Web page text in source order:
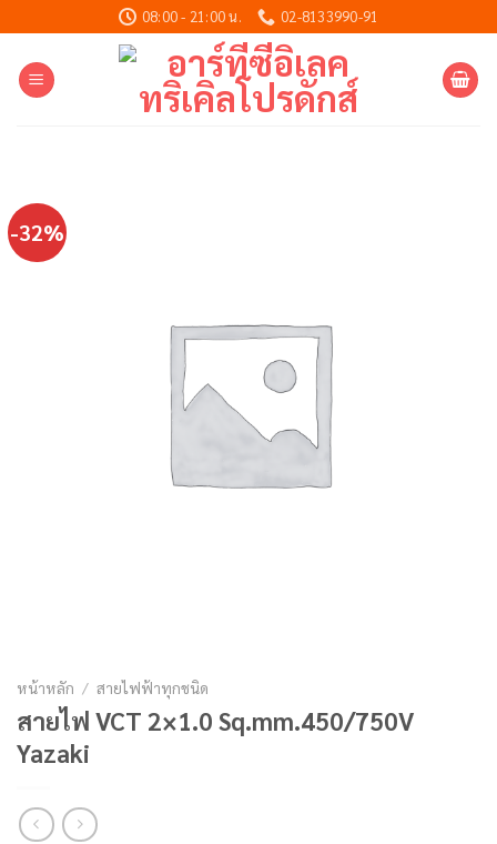
to
content
08:00 - 21:00 น. 02-8133990-91
-32%
หน้าหลัก / สายไฟฟ้าทุกชนิด
สายไฟ VCT 2×1.0 Sq.mm.450/750V
Yazaki